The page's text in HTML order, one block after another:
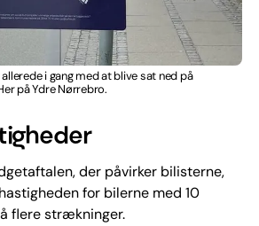
i gang med at blive sat ned på
på Ydre Nørrebro.
der påvirker bilisterne,
for bilerne med 10
flere strækninger.